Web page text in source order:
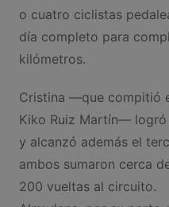
o cuatro ciclistas
día completo para
kilómetros.
Cristina —que compitió
Kiko Ruiz Martín— logró
y alcanzó además el
ambos sumaron cerca
200 vueltas al circuito.